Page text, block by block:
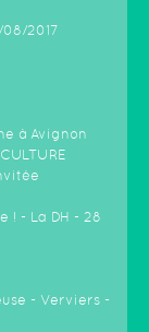
2017
à Avignon
! - La DH - 28
- Verviers -